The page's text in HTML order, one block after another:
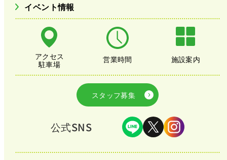
イベント情報
アクセス
駐車場
営業時間 施設案内
スタッフ募集
公式SNS